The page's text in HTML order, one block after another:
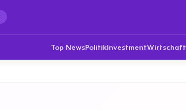
Top NewsPolitikInvestmentWirtschaft